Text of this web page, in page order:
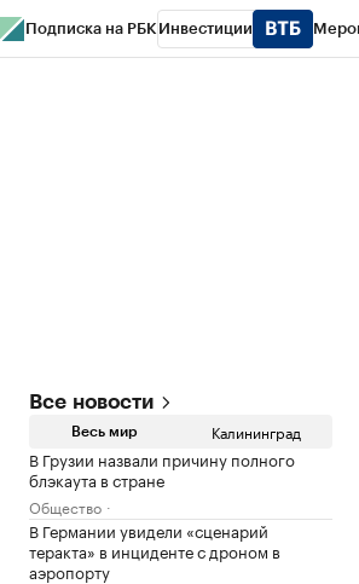
Подписка на РБК Инвестиции
Все новости
Весь мир Калининград
В Грузии назвали причину полного
блэкаута в стране
Общество
В Германии увидели «сценарий
теракта» в инциденте с дроном в
аэропорту